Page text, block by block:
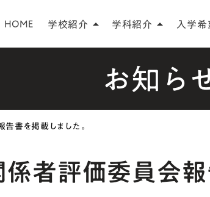
お知ら
書を掲載しました。
者評価委員会
HOME 学校紹介 arrow_drop_up 学科紹介 arrow_drop_up 入学